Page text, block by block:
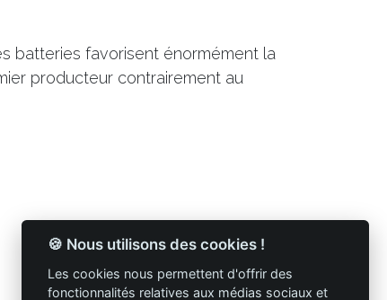
batteries favorisent énormément la
producteur contrairement au
🍪 Nous utilisons des cookies !
Les cookies nous permettent d'offrir des
fonctionnalités relatives aux médias sociaux et